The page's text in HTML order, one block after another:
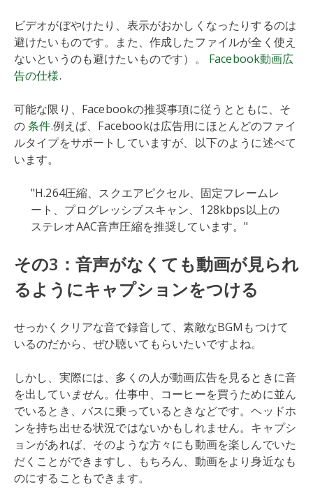
ビデオがぼやけたり、表示がおかしくなったりするのは
避けたいものです。また、作成したファイルが全く使え
ないというのも避けたいものです）。 Facebook動画広
告の仕様.
可能な限り、Facebookの推奨事項に従うとともに、そ
の条件.例えば、Facebookは広告用にほとんどのファイ
ルタイプをサポートしていますが、以下のように述べて
います。
"H.264圧縮、スクエアピクセル、固定フレームレ
ート、プログレッシブスキャン、128kbps以上の
ステレオAAC音声圧縮を推奨しています。"
その3：音声がなくても動画が見られ
るようにキャプションをつける
せっかくクリアな音で録音して、素敵なBGMもつけて
いるのだから、ぜひ聴いてもらいたいですよね。
しかし、実際には、多くの人が動画広告を見るときに音
を出していません。仕事中、コーヒーを買うために並ん
でいるとき、バスに乗っているときなどです。ヘッドホ
ンを持ち出せる状況ではないかもしれません。キャプシ
ョンがあれば、そのような方々にも動画を楽しんでいた
だくことができますし、もちろん、動画をより身近なも
のにすることもできます。